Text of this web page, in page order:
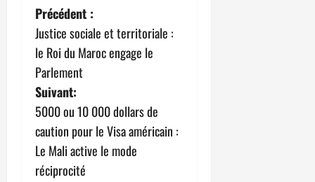
N
a
v
i
g
a
Précédent :
Justice sociale et territoriale :
le Roi du Maroc engage le
Parlement
Suivant:
5000 ou 10 000 dollars de
caution pour le Visa américain :
Le Mali active le mode
réciprocité